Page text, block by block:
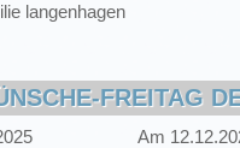
langenhagen
FREITAG
Am